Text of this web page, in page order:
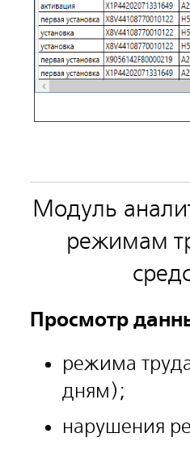
Модуль
режимам
Просмотр
режима
дням);
нарушения